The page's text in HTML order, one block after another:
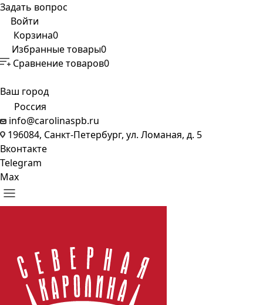
Задать вопрос
Войти
Корзина0
Избранные товары0
Сравнение товаров0
Ваш город
Россия
info@carolinaspb.ru
196084, Санкт-Петербург, ул. Ломаная, д. 5
Вконтакте
Telegram
Max